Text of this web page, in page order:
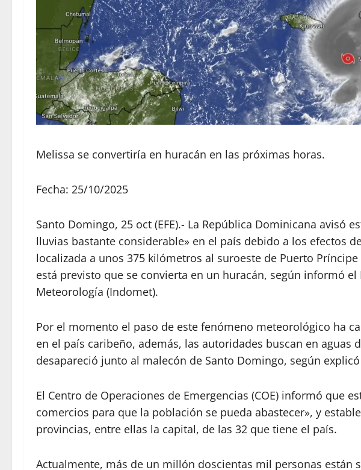
Melissa se convertiría en huracán en las próximas horas.
Fecha: 25/10/2025
Santo Domingo, 25 oct (EFE).- La República Dominicana avisó
lluvias bastante considerable» en el país debido a los efectos
localizada a unos 375 kilómetros al suroeste de Puerto
está previsto que se convierta en un huracán, según informó
Meteorología (Indomet).
Por el momento el paso de este fenómeno meteorológico ha
en el país caribeño, además, las autoridades buscan en aguas
desapareció junto al malecón de Santo Domingo, según
El Centro de Operaciones de Emergencias (COE) informó que
comercios para que la población se pueda abastecer», y
provincias, entre ellas la capital, de las 32 que tiene el país.
Actualmente, más de un millón doscientas mil personas están